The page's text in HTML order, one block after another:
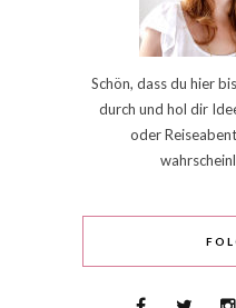
Schön, dass du hier
durch und hol dir
oder